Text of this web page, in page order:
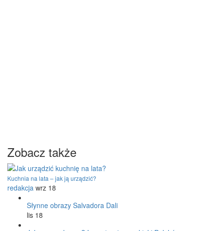
Zobacz także
Kuchnia na lata – jak ją urządzić?
redakcja wrz 18
Słynne obrazy Salvadora Dali
lis 18